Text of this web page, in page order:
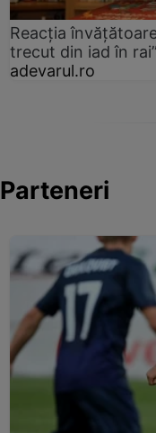
Reacția
trecut din iad în
adevarul.ro
Parteneri